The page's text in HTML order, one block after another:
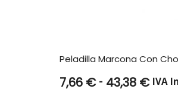
Peladilla Marcona Con
7,66 € - 43,38 € IVA